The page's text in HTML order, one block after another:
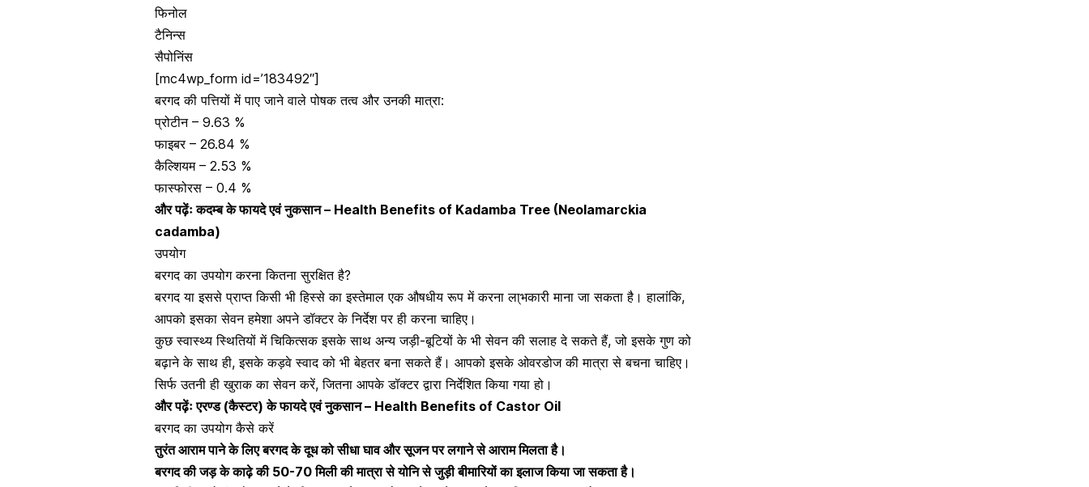
फिनोल
टैनिन्स
सैपोनिंस
[mc4wp_form id=’183492″]
बरगद की पत्तियों में पाए जाने वाले पोषक तत्व और उनकी मात्रा:
प्रोटीन – 9.63 %
फाइबर – 26.84 %
कैल्शियम – 2.53 %
फास्फोरस – 0.4 %
और पढ़ेंःकदम्ब के फायदे एवं नुकसान – Health Benefits of Kadamba Tree (Neolamarckia
cadamba)
उपयोग
बरगद का उपयोग करना कितना सुरक्षित है?
बरगद या इससे प्राप्त किसी भी हिस्से का इस्तेमाल एक औषधीय रूप में करना ला्भकारी माना जा सकता है। हालांकि,
आपको इसका सेवन हमेशा अपने डॉक्टर के निर्देश पर ही करना चाहिए।
कुछ स्वास्थ्य स्थितियों में चिकित्सक इसके साथ अन्य जड़ी-बूटियों के भी सेवन की सलाह दे सकते हैं, जो इसके गुण को
बढ़ाने के साथ ही, इसके कड़वे स्वाद को भी बेहतर बना सकते हैं। आपको इसके ओवरडोज की मात्रा से बचना चाहिए।
सिर्फ उतनी ही खुराक का सेवन करें, जितना आपके डॉक्टर द्वारा निर्देशित किया गया हो।
और पढ़ेंःएरण्ड (कैस्टर) के फायदे एवं नुकसान – Health Benefits of Castor Oil
बरगद का उपयोग कैसे करें
तुरंत आराम पाने के लिए बरगद के दूध को सीधा घाव और सूजन पर लगाने से आराम मिलता है।
बरगद की जड़ के काढ़े की 50-70 मिली की मात्रा से योनि से जुड़ी बीमारियों का इलाज किया जा सकता है।